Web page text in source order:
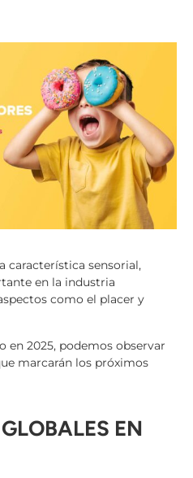
característica sensorial,
en la industria
como el placer y
en 2025, podemos observar
marcarán los próximos
EN